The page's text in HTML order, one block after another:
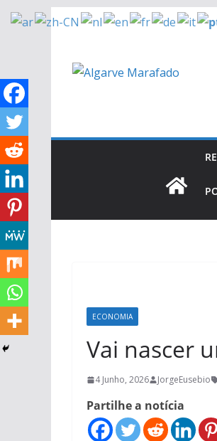
Skip
ECONOMIA
Vai nascer
4 Junho, 2026 JorgeEusebio
Partilhe a notícia